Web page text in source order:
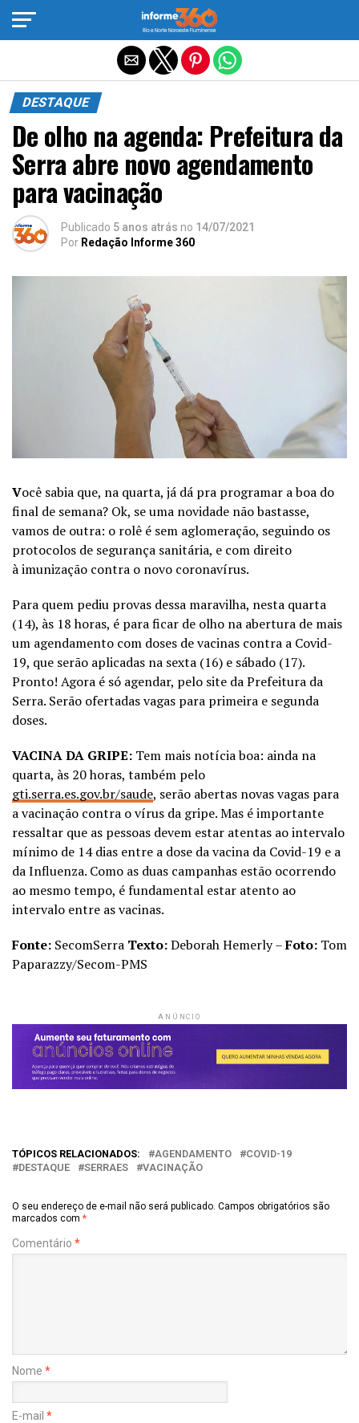
DESTAQUE
De olho na agenda: Prefeitura da
Serra abre novo agendamento
para vacinação
Publicado 5 anos atrás no 14/07/2021
Por Redação Informe 360
Você sabia que, na quarta, já dá pra programar a boa do
final de semana? Ok, se uma novidade não bastasse,
vamos de outra: o rolê é sem aglomeração, seguindo os
protocolos de segurança sanitária, e com direito
à imunização contra o novo coronavírus.
Para quem pediu provas dessa maravilha, nesta quarta
(14), às 18 horas, é para ficar de olho na abertura de mais
um agendamento com doses de vacinas contra a Covid-
19, que serão aplicadas na sexta (16) e sábado (17).
Pronto! Agora é só agendar, pelo site da Prefeitura da
Serra. Serão ofertadas vagas para primeira e segunda
doses.
VACINA DA GRIPE: Tem mais notícia boa: ainda na
quarta, às 20 horas, também pelo
gti.serra.es.gov.br/saude, serão abertas novas vagas para
a vacinação contra o vírus da gripe. Mas é importante
ressaltar que as pessoas devem estar atentas ao intervalo
mínimo de 14 dias entre a dose da vacina da Covid-19 e a
da Influenza. Como as duas campanhas estão ocorrendo
ao mesmo tempo, é fundamental estar atento ao
intervalo entre as vacinas.
Fonte: SecomSerra Texto:Deborah Hemerly –Foto: Tom
Paparazzy/Secom-PMS
ANÚNCIO
TÓPICOS RELACIONADOS: AGENDAMENTO
COVID-19
DESTAQUE
SERRAES VACINAÇÃO
O seu endereço de e-mail não será publicado. Campos obrigatórios são
marcados com *
Comentário *
Nome *
E-mail *
Sair da versão mobile